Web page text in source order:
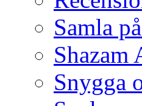
Samla
Shazam
Snygga